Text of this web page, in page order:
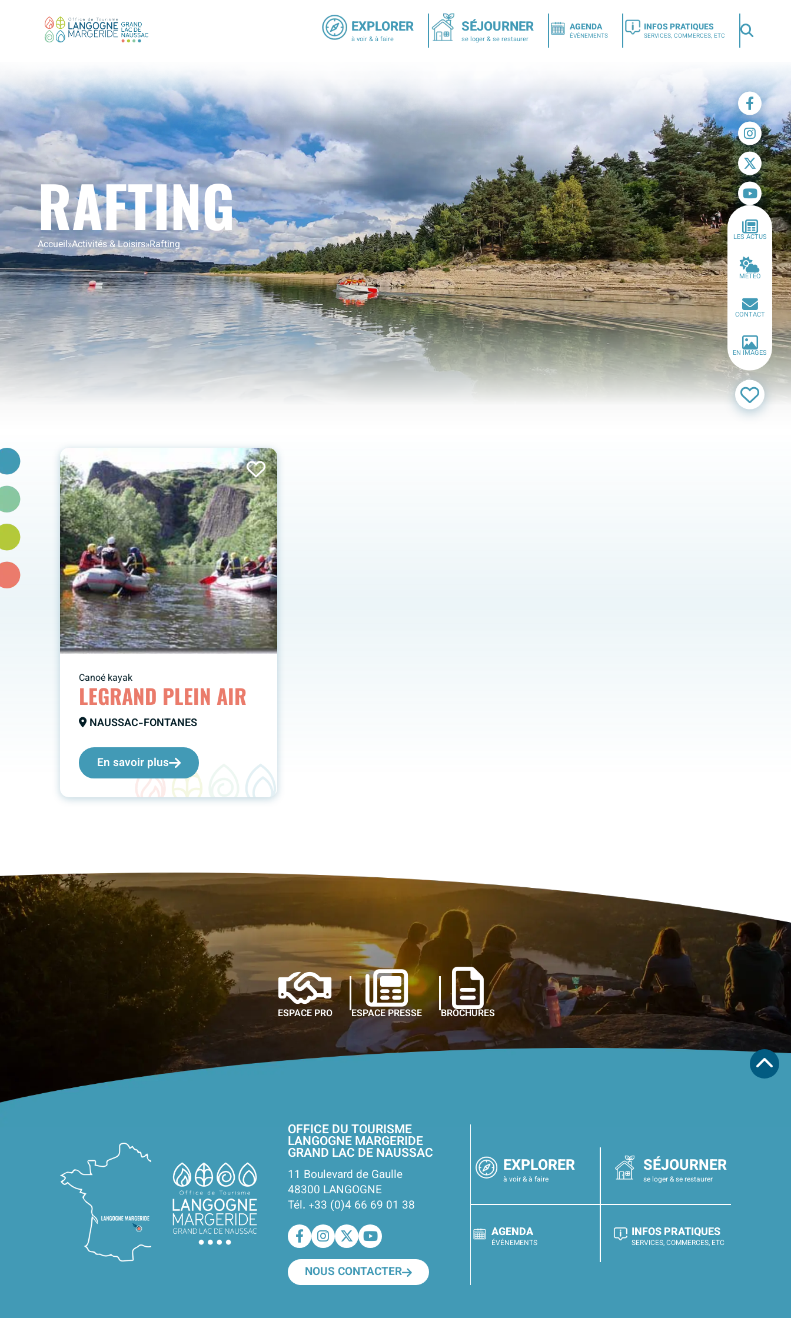
EXPLORER
à voir & à faire
SÉJOURNER
se loger & se restaurer
AGENDA
ÉVÉNEMENTS
INFOS PRATIQUES
SERVICES, COMMERCES, ETC
RAFTING
Accueil»Activités & Loisirs»Rafting
LES ACTUS
MÉTÉO
CONTACT
EN IMAGES
Canoé kayak
LEGRAND PLEIN AIR
NAUSSAC-FONTANES
En savoir plus
ESPACE PRO ESPACE PRESSE BROCHURES
OFFICE DU TOURISME
LANGOGNE MARGERIDE
GRAND LAC DE NAUSSAC
11 Boulevard de Gaulle
48300 LANGOGNE
Tél. +33 (0)4 66 69 01 38
NOUS CONTACTER
EXPLORER
à voir & à faire
SÉJOURNER
se loger & se restaurer
AGENDA
ÉVÉNEMENTS
INFOS PRATIQUES
SERVICES, COMMERCES, ETC